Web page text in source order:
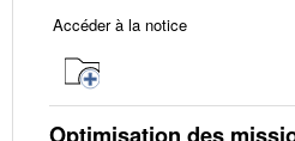
Accéder à la notice